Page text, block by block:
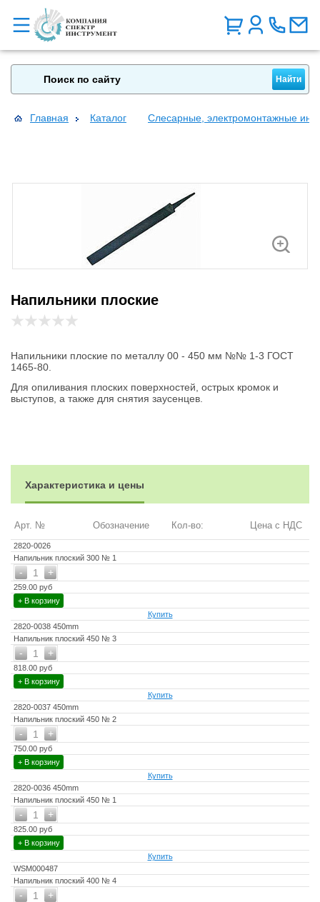
Главная Каталог Слесарные, электромонтажные
Напильники плоские
Напильники плоские по металлу 00 - 450 мм №№ 1-3 ГОСТ
1465-80.
Для опиливания плоских поверхностей, острых кромок и
выступов, а также для снятия заусенцев.
Характеристика и цены
Арт. № Обозначение Кол-во: Цена с НДС
2820-0026
Напильник плоский 300 № 1
+
- 1
259.00 руб
+ В корзину
Купить
2820-0038 450mm
Напильник плоский 450 № 3
+
- 1
818.00 руб
+ В корзину
Купить
2820-0037 450mm
Напильник плоский 450 № 2
+
- 1
750.00 руб
+ В корзину
Купить
2820-0036 450mm
Напильник плоский 450 № 1
+
- 1
825.00 руб
+ В корзину
Купить
WSM000487
Напильник плоский 400 № 4
+
- 1